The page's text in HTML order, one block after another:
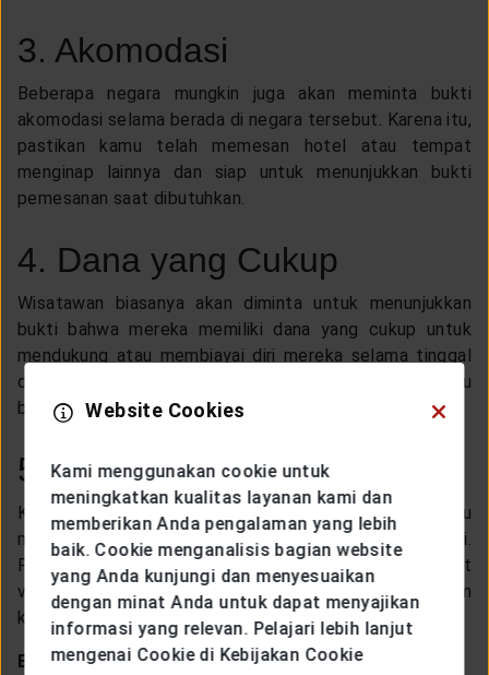
3. Akomodasi
Beberapa negara mungkin juga akan meminta bukti
akomodasi selama berada di negara tersebut. Karena itu,
pastikan kamu telah memesan hotel atau tempat
menginap lainnya dan siap untuk menunjukkan bukti
pemesanan saat dibutuhkan.
4. Dana yang Cukup
Wisatawan biasanya akan diminta untuk menunjukkan
bukti bahwa mereka memiliki dana yang cukup untuk
mendukung atau membiayai diri mereka selama tinggal
di negara tersebut. Ini bisa berupa laporan bank atau
bukti keuangan lainnya.
5. Vaksinasi
Kamu juga harus memeriksa, apakah negara tujuan kamu
memiliki persyaratan khusus mengenai vaksinasi.
Pasalnya, beberapa negara akan meminta sertifikat
vaksinasi untuk penyakit tertentu, seperti demam
kuning.
Baca juga:
Website Cookies
Kami menggunakan cookie untuk
meningkatkan kualitas layanan kami dan
memberikan Anda pengalaman yang lebih
baik. Cookie menganalisis bagian website
yang Anda kunjungi dan menyesuaikan
dengan minat Anda untuk dapat menyajikan
informasi yang relevan. Pelajari lebih lanjut
mengenai Cookie di Kebijakan Cookie